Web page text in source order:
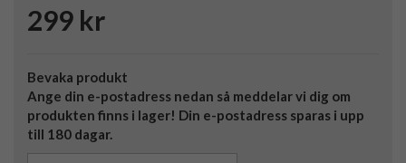
299 kr
Bevaka produkt
Ange din e-postadress nedan så meddelar vi dig om
produkten finns i lager! Din e-postadress sparas i upp
till 180 dagar.